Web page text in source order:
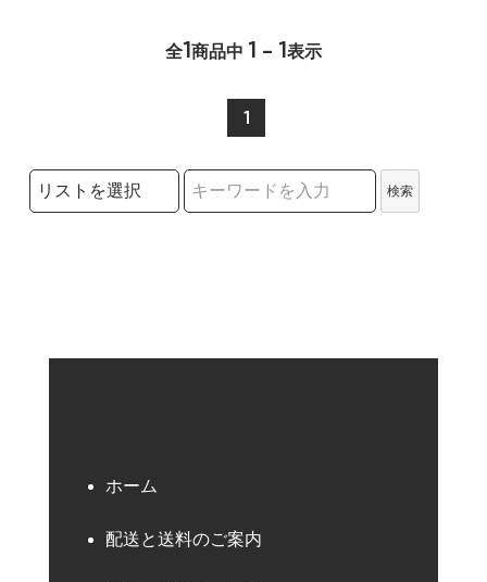
全1商品中 1 - 1表示
1
検索リストの選択
検索
ホーム
配送と送料のご案内